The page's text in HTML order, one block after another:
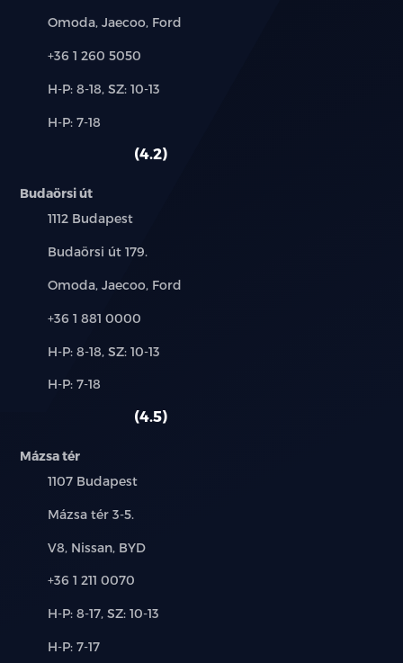
Márkák:
Omoda, Jaecoo, Ford
Telefon:
+36 1 260 5050
Új-
használt
H-P: 8-18, SZ: 10-13
Alkatrész,
H-P: 7-18
4.2
Budaörsi út
Település:
1112 Budapest
Cím:
Budaörsi út 179.
Márkák:
Omoda, Jaecoo, Ford
Telefon:
+36 1 881 0000
Új-
használt
H-P: 8-18, SZ: 10-13
Alkatrész,
H-P: 7-18
4.5
Mázsa tér
Település:
1107 Budapest
Cím:
Mázsa tér 3-5.
Márkák:
V8, Nissan, BYD
Telefon:
+36 1 211 0070
Új-
használt
H-P: 8-17, SZ: 10-13
Alkatrész,
H-P: 7-17